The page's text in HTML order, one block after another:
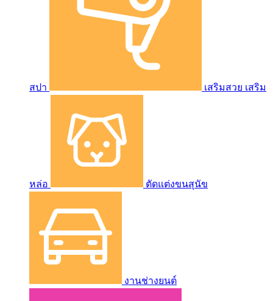
สปา เสริมสวย เสริม
หล่อ ตัดแต่งขนสุนัข
งานช่างยนต์